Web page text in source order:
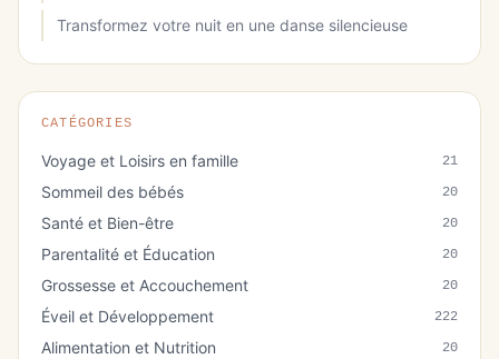
Transformez votre nuit en une danse silencieuse
CATÉGORIES
Voyage et Loisirs en famille 21
Sommeil des bébés 20
Santé et Bien-être 20
Parentalité et Éducation 20
Grossesse et Accouchement 20
Éveil et Développement 222
Alimentation et Nutrition 20